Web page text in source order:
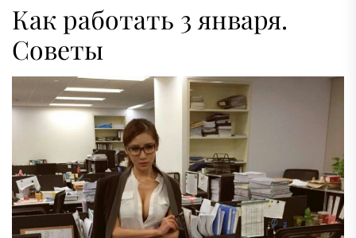
Как работать 3 января.
Советы